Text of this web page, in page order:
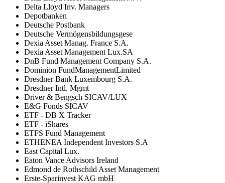
Delta Lloyd Inv. Managers
Depotbanken
Deutsche Postbank
Deutsche Vermögensbildungsgese
Dexia Asset Manag. France S.A.
Dexia Asset Management Lux.SA
DnB Fund Management Company S.A.
Dominion FundManagementLimited
Dresdner Bank Luxembourg S.A.
Dresdner Intl. Mgmt
Driver & Bengsch SICAV/LUX
E&G Fonds SICAV
ETF - DB X Tracker
ETF - iShares
ETFS Fund Management
ETHENEA Independent Investors S.A
East Capital Lux.
Eaton Vance Advisors Ireland
Edmond de Rothschild Asset Management
Erste-Sparinvest KAG mbH